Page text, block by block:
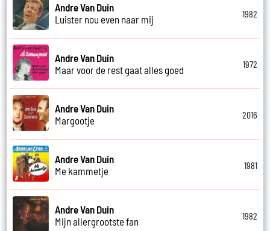
Andre Van Duin
Luister nou even naar mij
1982
Andre Van Duin
Maar voor de rest gaat alles goed
1972
Andre Van Duin
Margootje
2016
Andre Van Duin
Me kammetje
1981
Andre Van Duin
Mijn allergrootste fan
1982